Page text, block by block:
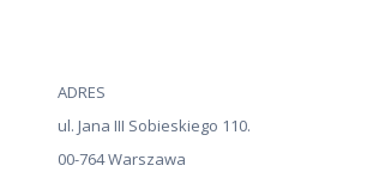
ADRES
ul. Jana III Sobieskiego 110.
00-764 Warszawa